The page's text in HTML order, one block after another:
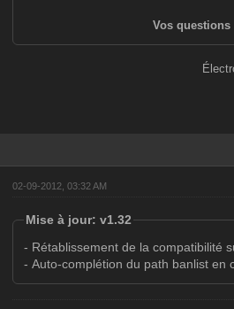
Vos questions
02-09-2012, 03:32 AM
Mise à jour: v1.32
- Rétablissement de la compatibilité
- Auto-complétion du path banlist en